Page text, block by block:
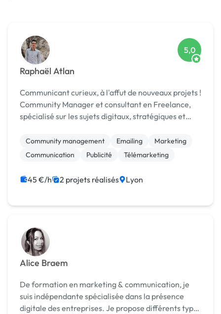
Raphaël Atlan
5,0
Communicant curieux, à l'affut de nouveaux projets !
Community Manager et consultant en Freelance,
spécialisé sur les sujets digitaux, stratégiques et
Millenial & Digital Nomad convaincu. Spéci...
Community management Emailing
Marketing
Communication
Publicité Télémarketing
45 €/h 2 projets réalisés Lyon
Alice Braem
De formation en marketing & communication, je
suis indépendante spécialisée dans la présence
digitale des entreprises. Je propose différents types